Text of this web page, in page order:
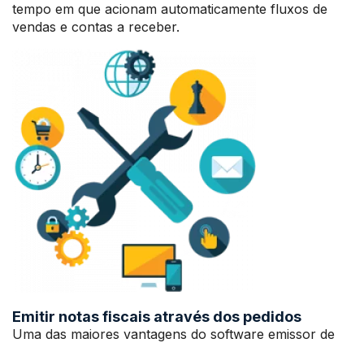
tempo em que acionam automaticamente fluxos de
vendas e contas a receber.
Emitir notas fiscais através dos pedidos
Uma das maiores vantagens do software emissor de